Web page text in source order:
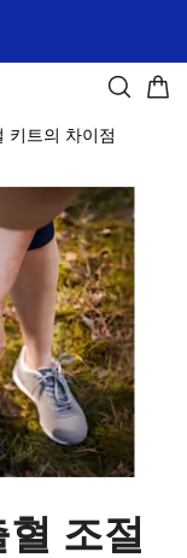
키트의 차이점
조절